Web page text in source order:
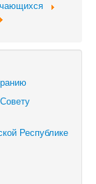
Республике